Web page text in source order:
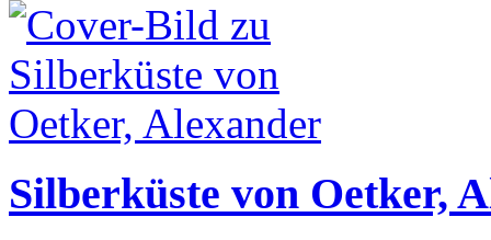
Silberküste von Oetker,